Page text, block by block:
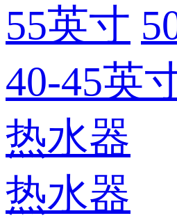
55英寸
40-45英
热水器
热水器